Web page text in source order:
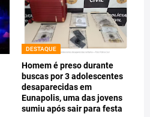
DESTAQUE
Homem é preso durante
buscas por 3 adolescentes
desaparecidas em
Eunapolis, uma das jovens
sumiu após sair para festa